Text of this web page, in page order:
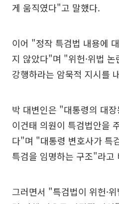
게 움직였다"고 말했다.
이어 "정작 특검법 내용에
지 않았다"며 "위헌·위법
강행하라는 암묵적 지시를
박 대변인은 "대통령의 대
이건태 의원이 특검법안을
다"며 "대통령 변호사가 특
특검을 임명하는 구조"라고
그러면서 "특검법이 위헌·